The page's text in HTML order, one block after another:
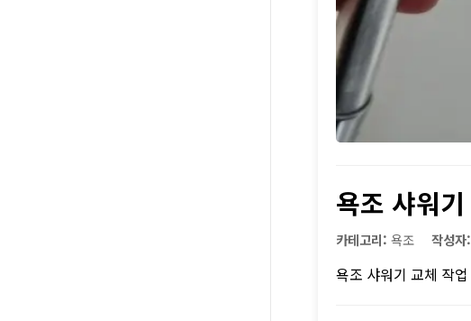
욕조 샤워기
카테고리: 욕조 작성자:
욕조 샤워기 교체 작업